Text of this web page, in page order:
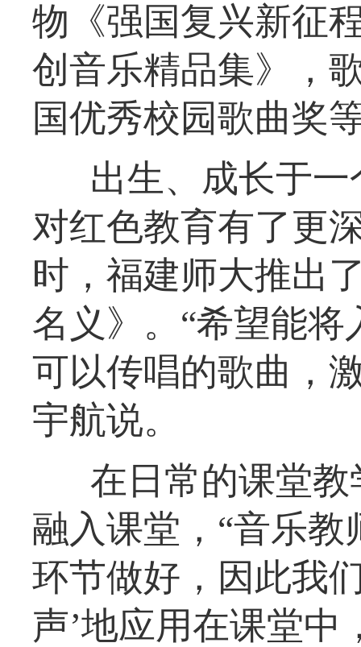
物《强国复兴新征
创音乐精品集》，
国优秀校园歌曲奖
出生、成长于
对红色教育有了更
时，福建师大推出
名义》。“希望能
可以传唱的歌曲，
宇航说。
在日常的课堂
融入课堂，“音乐
环节做好，因此我
声’地应用在课堂